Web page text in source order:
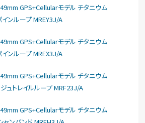
GPS+Cellularモデル チタニウム
ンループ MREY3J/A
GPS+Cellularモデル チタニウム
ンループ MREX3J/A
GPS+Cellularモデル チタニウム
ュトレイルループ MRF23J/A
GPS+Cellularモデル チタニウム